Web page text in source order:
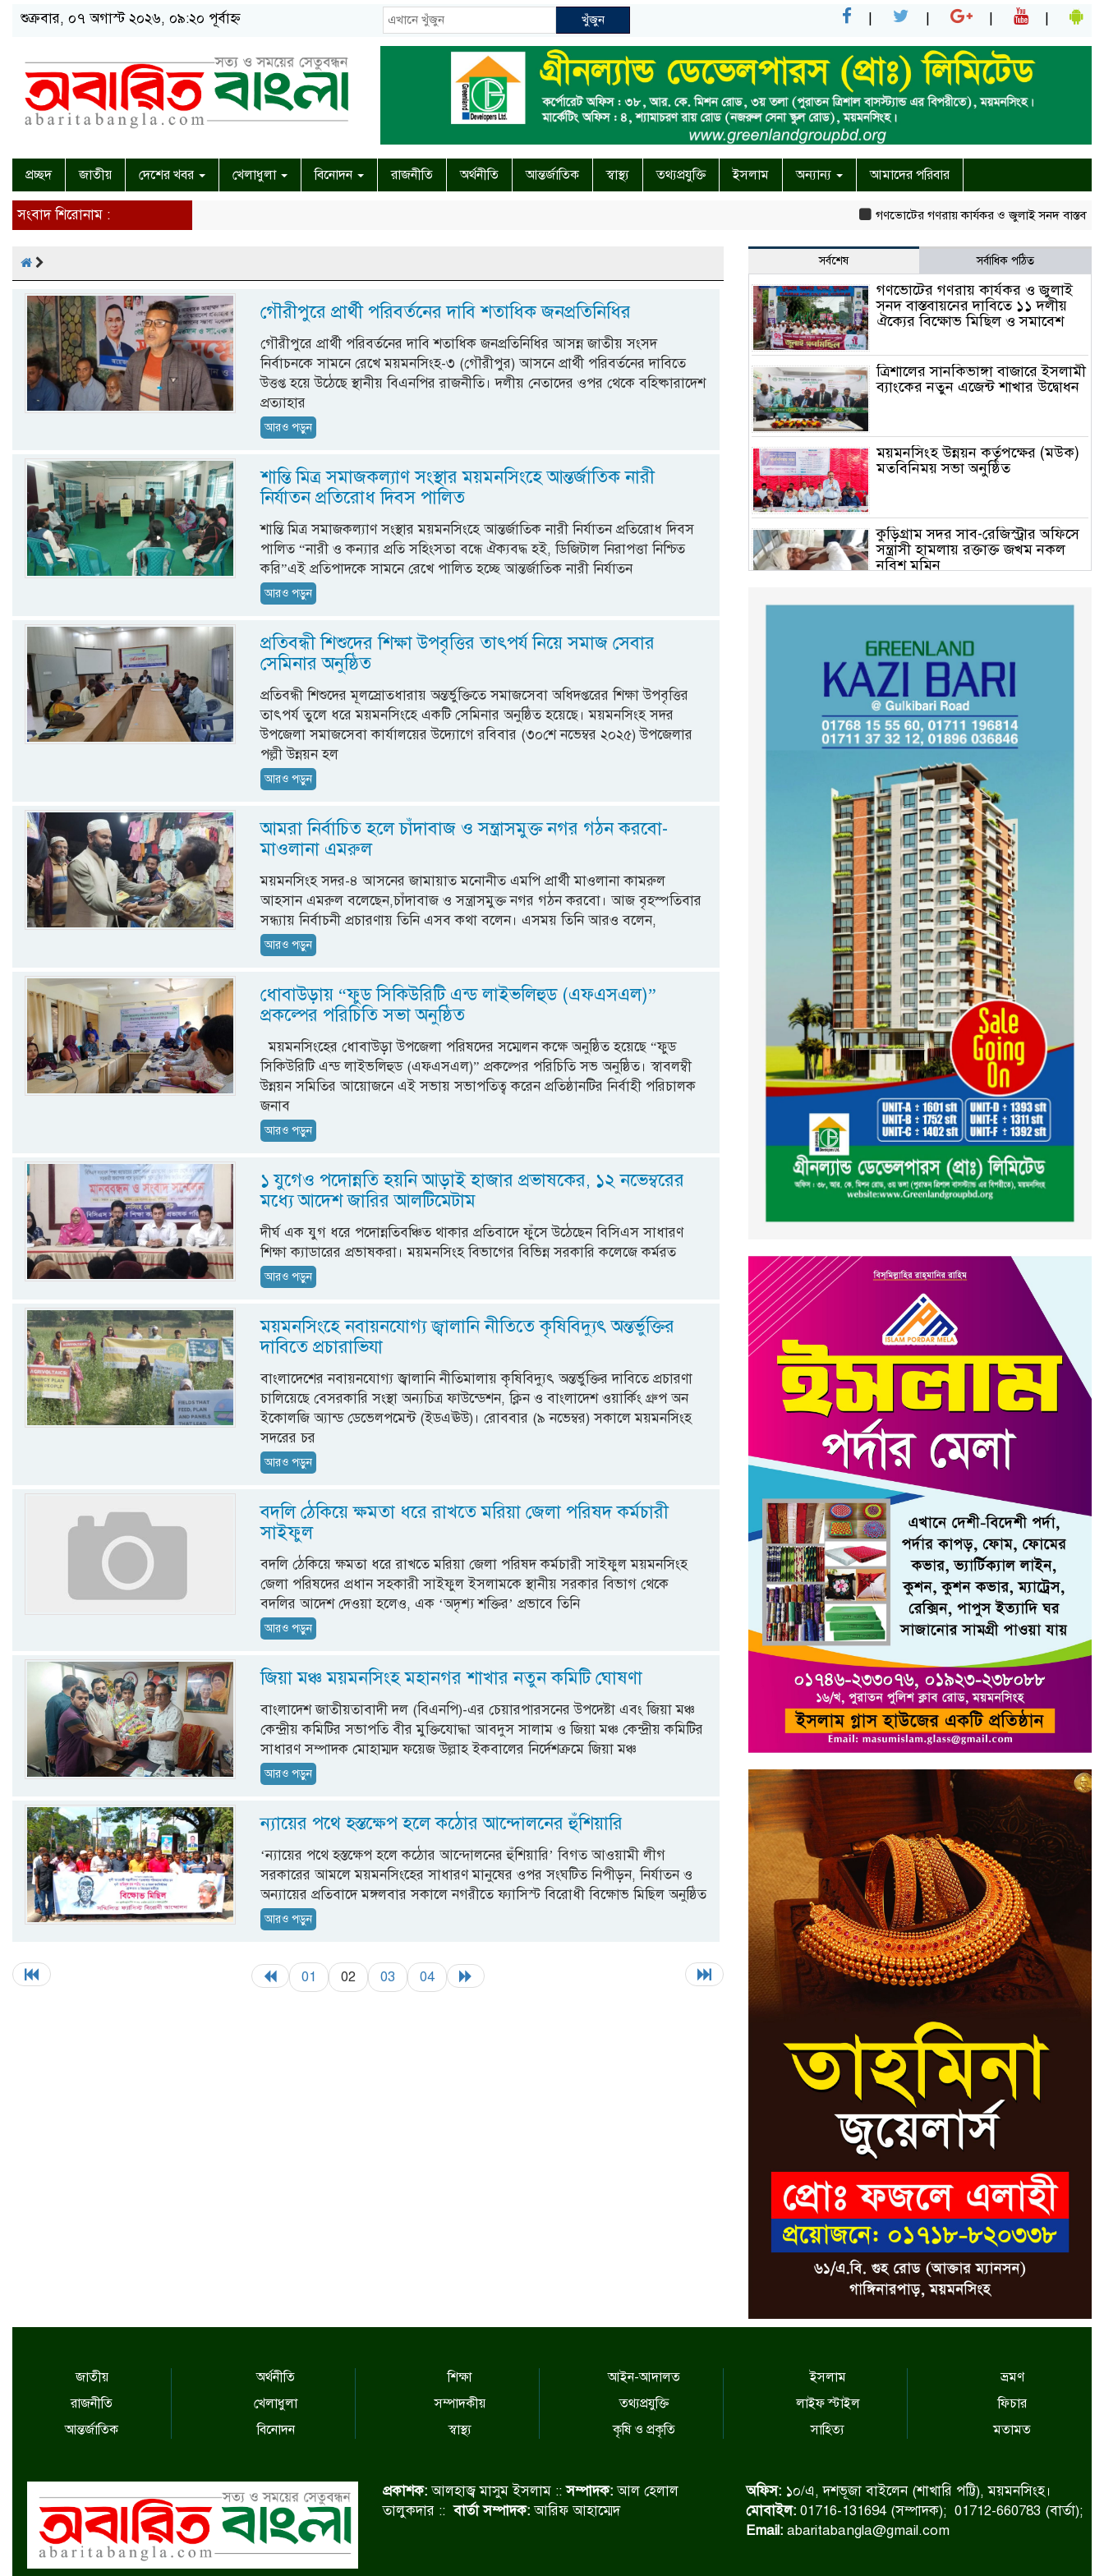
শুক্রবার, ০৭ অগাস্ট ২০২৬, ০৯:২০ পূর্বাহ্ন খুঁজুন
প্রচ্ছদ জাতীয় দেশের খবর খেলাধুলা বিনোদন রাজনীতি অর্থনীতি আন্তর্জাতিক স্বাস্থ্য তথ্যপ্রযুক্তি ইসলাম অন্যান্য আমাদের পরিবার
সংবাদ শিরোনাম : গণভোটের গণরায় কার্যকর ও জুলাই সনদ বাস্তবায়নের
গৌরীপুরে প্রার্থী পরিবর্তনের দাবি শতাধিক জনপ্রতিনিধির
গৌরীপুরে প্রার্থী পরিবর্তনের দাবি শতাধিক জনপ্রতিনিধির আসন্ন জাতীয় সংসদ
নির্বাচনকে সামনে রেখে ময়মনসিংহ-৩ (গৌরীপুর) আসনে প্রার্থী পরিবর্তনের দাবিতে
উত্তপ্ত হয়ে উঠেছে স্থানীয় বিএনপির রাজনীতি। দলীয় নেতাদের ওপর থেকে বহিষ্কারাদেশ
প্রত্যাহার
আরও পড়ুন
শান্তি মিত্র সমাজকল্যাণ সংস্থার ময়মনসিংহে আন্তর্জাতিক নারী
নির্যাতন প্রতিরোধ দিবস পালিত
শান্তি মিত্র সমাজকল্যাণ সংস্থার ময়মনসিংহে আন্তর্জাতিক নারী নির্যাতন প্রতিরোধ দিবস
পালিত “নারী ও কন্যার প্রতি সহিংসতা বন্ধে ঐক্যবদ্ধ হই, ডিজিটাল নিরাপত্তা নিশ্চিত
করি”এই প্রতিপাদকে সামনে রেখে পালিত হচ্ছে আন্তর্জাতিক নারী নির্যাতন
আরও পড়ুন
প্রতিবন্ধী শিশুদের শিক্ষা উপবৃত্তির তাৎপর্য নিয়ে সমাজ সেবার
সেমিনার অনুষ্ঠিত
প্রতিবন্ধী শিশুদের মূলস্রোতধারায় অন্তর্ভুক্তিতে সমাজসেবা অধিদপ্তরের শিক্ষা উপবৃত্তির
তাৎপর্য তুলে ধরে ময়মনসিংহে একটি সেমিনার অনুষ্ঠিত হয়েছে। ময়মনসিংহ সদর
উপজেলা সমাজসেবা কার্যালয়ের উদ্যোগে রবিবার (৩০শে নভেম্বর ২০২৫) উপজেলার
পল্লী উন্নয়ন হল
আরও পড়ুন
আমরা নির্বাচিত হলে চাঁদাবাজ ও সন্ত্রাসমুক্ত নগর গঠন করবো-
মাওলানা এমরুল
ময়মনসিংহ সদর-৪ আসনের জামায়াত মনোনীত এমপি প্রার্থী মাওলানা কামরুল
আহসান এমরুল বলেছেন,চাঁদাবাজ ও সন্ত্রাসমুক্ত নগর গঠন করবো। আজ বৃহস্পতিবার
সন্ধ্যায় নির্বাচনী প্রচারণায় তিনি এসব কথা বলেন। এসময় তিনি আরও বলেন,
আরও পড়ুন
ধোবাউড়ায় “ফুড সিকিউরিটি এন্ড লাইভলিহুড (এফএসএল)”
প্রকল্পের পরিচিতি সভা অনুষ্ঠিত
ময়মনসিংহের ধোবাউড়া উপজেলা পরিষদের সম্মেলন কক্ষে অনুষ্ঠিত হয়েছে “ফুড
সিকিউরিটি এন্ড লাইভলিহুড (এফএসএল)” প্রকল্পের পরিচিতি সভ অনুষ্ঠিত। স্বাবলম্বী
উন্নয়ন সমিতির আয়োজনে এই সভায় সভাপতিত্ব করেন প্রতিষ্ঠানটির নির্বাহী পরিচালক
জনাব
আরও পড়ুন
১ যুগেও পদোন্নতি হয়নি আড়াই হাজার প্রভাষকের, ১২ নভেম্বরের
মধ্যে আদেশ জারির আলটিমেটাম
দীর্ঘ এক যুগ ধরে পদোন্নতিবঞ্চিত থাকার প্রতিবাদে ফুঁসে উঠেছেন বিসিএস সাধারণ
শিক্ষা ক্যাডারের প্রভাষকরা। ময়মনসিংহ বিভাগের বিভিন্ন সরকারি কলেজে কর্মরত
আরও পড়ুন
ময়মনসিংহে নবায়নযোগ্য জ্বালানি নীতিতে কৃষিবিদ্যুৎ অন্তর্ভুক্তির
দাবিতে প্রচারাভিযা
বাংলাদেশের নবায়নযোগ্য জ্বালানি নীতিমালায় কৃষিবিদ্যুৎ অন্তর্ভুক্তির দাবিতে প্রচারণা
চালিয়েছে বেসরকারি সংস্থা অন্যচিত্র ফাউন্ডেশন, ক্লিন ও বাংলাদেশ ওয়ার্কিং গ্রুপ অন
ইকোলজি অ্যান্ড ডেভেলপমেন্ট (ইডএঊউ)। রোববার (৯ নভেম্বর) সকালে ময়মনসিংহ
সদরের চর
আরও পড়ুন
বদলি ঠেকিয়ে ক্ষমতা ধরে রাখতে মরিয়া জেলা পরিষদ কর্মচারী
সাইফুল
বদলি ঠেকিয়ে ক্ষমতা ধরে রাখতে মরিয়া জেলা পরিষদ কর্মচারী সাইফুল ময়মনসিংহ
জেলা পরিষদের প্রধান সহকারী সাইফুল ইসলামকে স্থানীয় সরকার বিভাগ থেকে
বদলির আদেশ দেওয়া হলেও, এক ‘অদৃশ্য শক্তির’ প্রভাবে তিনি
আরও পড়ুন
জিয়া মঞ্চ ময়মনসিংহ মহানগর শাখার নতুন কমিটি ঘোষণা
বাংলাদেশ জাতীয়তাবাদী দল (বিএনপি)-এর চেয়ারপারসনের উপদেষ্টা এবং জিয়া মঞ্চ
কেন্দ্রীয় কমিটির সভাপতি বীর মুক্তিযোদ্ধা আবদুস সালাম ও জিয়া মঞ্চ কেন্দ্রীয় কমিটির
সাধারণ সম্পাদক মোহাম্মদ ফয়েজ উল্লাহ ইকবালের নির্দেশক্রমে জিয়া মঞ্চ
আরও পড়ুন
ন্যায়ের পথে হস্তক্ষেপ হলে কঠোর আন্দোলনের হুঁশিয়ারি
‘ন্যায়ের পথে হস্তক্ষেপ হলে কঠোর আন্দোলনের হুঁশিয়ারি’ বিগত আওয়ামী লীগ
সরকারের আমলে ময়মনসিংহের সাধারণ মানুষের ওপর সংঘটিত নিপীড়ন, নির্যাতন ও
অন্যায়ের প্রতিবাদে মঙ্গলবার সকালে নগরীতে ফ্যাসিস্ট বিরোধী বিক্ষোভ মিছিল অনুষ্ঠিত
আরও পড়ুন
01 02 03 04
সর্বশেষ সর্বাধিক পঠিত
গণভোটের গণরায় কার্যকর ও জুলাই
সনদ বাস্তবায়নের দাবিতে ১১ দলীয়
ঐক্যের বিক্ষোভ মিছিল ও সমাবেশ
ত্রিশালের সানকিভাঙ্গা বাজারে ইসলামী
ব্যাংকের নতুন এজেন্ট শাখার উদ্বোধন
ময়মনসিংহ উন্নয়ন কর্তৃপক্ষের (মউক)
মতবিনিময় সভা অনুষ্ঠিত
কুড়িগ্রাম সদর সাব-রেজিস্ট্রার অফিসে
সন্ত্রাসী হামলায় রক্তাক্ত জখম নকল
নবিশ মমিন
অনুষ্ঠিত
কুড়িগ্রাম কৃষি বিশ্ববিদ্যালয়ের স্থায়ী
ক্যাম্পাস নির্মাণে ইউজিসির সমন্বয়
সভা অনুষ্ঠিত
শহীদদের অসম্পূর্ণ মিশন সম্পন্ন করে
তবেই আমরা তৃপ্তিভোজন করব-
মুফতি আলী হাসান উসামা
দেশ গড়তে জুলাই জাগরণ’ কর্মসূচির
অংশ হিসেবে এনসিপির জুলাই
পথসভসায়- নাসীরুদ্দীন পাটওয়ারী
ইসলামী ব্যাংক বাংলাদেশ পিলএলসি
ময়মনসিংহ শাখার গ্রাহক সমাবেশ
২০২৪ এর গণঅভ্যুত্থানের শহিদের
কবর জিয়ারত ও দোয়া করলেন
ময়মনসিংহ মহানগর জামায়াত
জাতীয়
রাজনীতি
আন্তর্জাতিক
অর্থনীতি
খেলাধুলা
বিনোদন
শিক্ষা
সম্পাদকীয়
স্বাস্থ্য
আইন-আদালত
তথ্যপ্রযুক্তি
কৃষি ও প্রকৃতি
ইসলাম
লাইফ স্টাইল
সাহিত্য
ভ্রমণ
ফিচার
মতামত
প্রকাশক:আলহাজ্ব মাসুম ইসলাম ::সম্পাদক:আল হেলাল
তালুকদার ::বার্তা সম্পাদক:আরিফ আহাম্মেদ
অফিস: ১০/এ, দশভূজা বাইলেন (শাখারি পট্টি), ময়মনসিংহ।
মোবাইল: 01716-131694 (সম্পাদক); 01712-660783 (বার্তা);
Email:abaritabangla@gmail.com